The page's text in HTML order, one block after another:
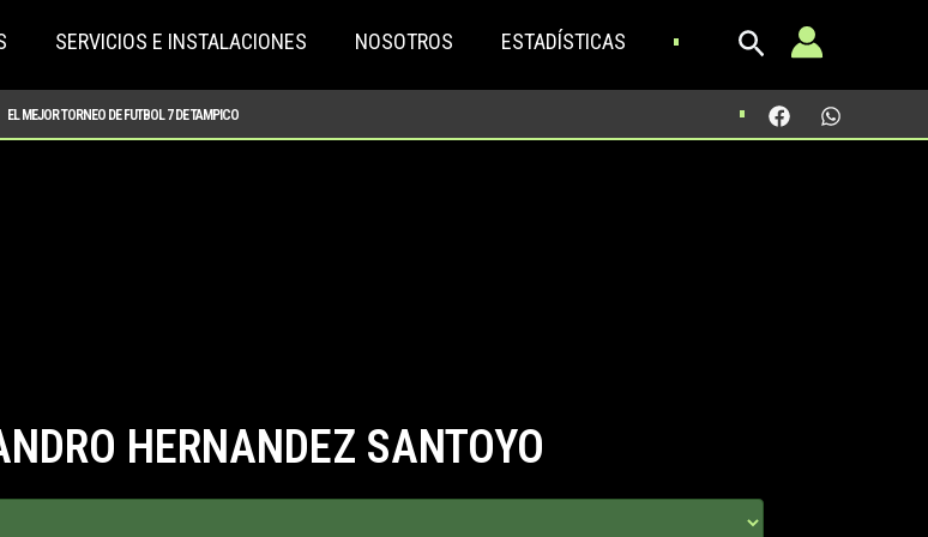
SERVICIOS E INSTALACIONES NOSOTROS ESTADÍSTICAS
EL MEJOR TORNEO DE FUTBOL 7 DE TAMPICO
HERNANDEZ SANTOYO